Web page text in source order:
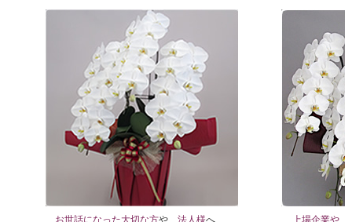
お世話になった大切な方や、 法人様へ 上場企業や、